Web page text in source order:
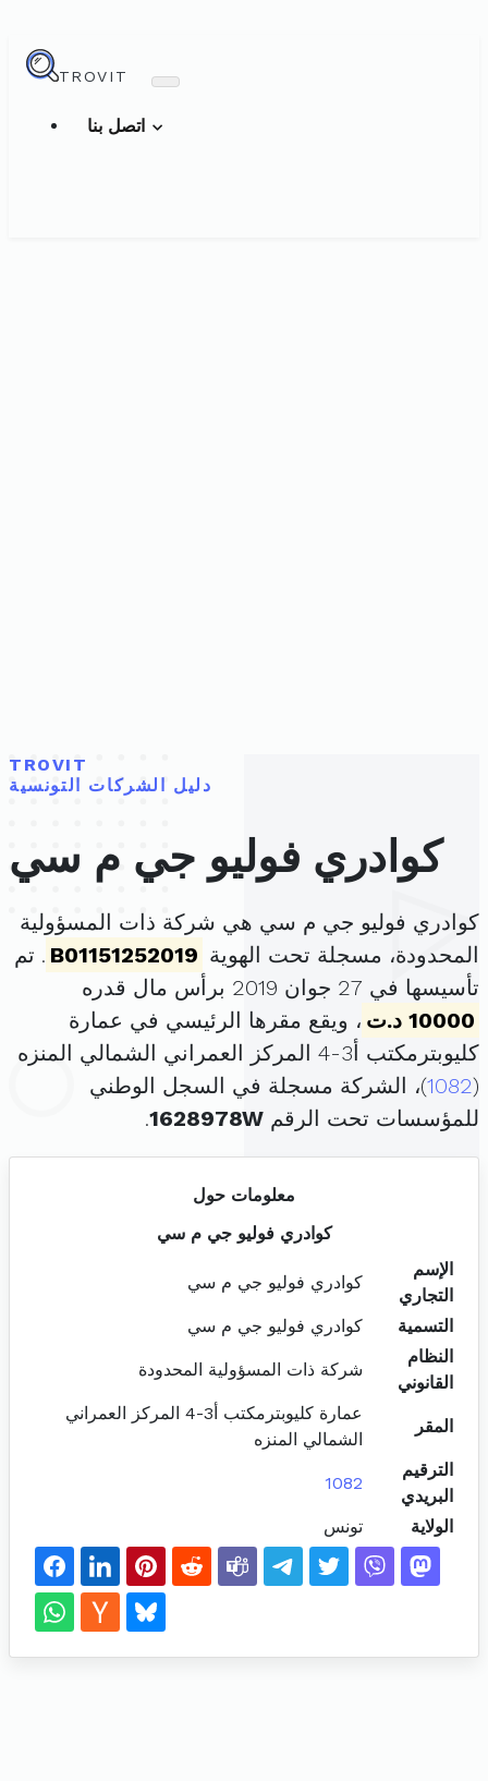
TROVIT
TROVIT
دليل الشركات التونسية
كوادري فوليو جي م سي
كوادري فوليو جي م سي هي شركة ذات المسؤولية
المحدودة، مسجلة تحت الهوية B01151252019 . تم
تأسيسها في 27 جوان 2019 برأس مال قدره
10000 د.ت
، ويقع مقرها الرئيسي في عمارة
كليوبترمكتب أ3-4 المركز العمراني الشمالي المنزه
(
1082)، الشركة مسجلة في السجل الوطني
للمؤسسات تحت الرقم 1628978W
.
معلومات حول
كوادري فوليو جي م سي
الإسم
التجاري
كوادري فوليو جي م سي
التسمية
كوادري فوليو جي م سي
النظام
القانوني
شركة ذات المسؤولية المحدودة
المقر
عمارة كليوبترمكتب أ3-4 المركز العمراني
الشمالي المنزه
الترقيم
البريدي
1082
الولاية تونس